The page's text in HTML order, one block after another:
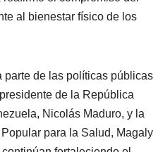
al bienestar físico de los
parte de las políticas públicas
de la República
Nicolás Maduro, y la
para la Salud, Magaly